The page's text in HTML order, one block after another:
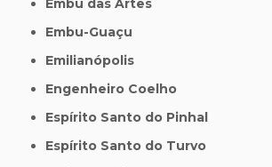
Embu das Artes
Embu-Guaçu
Emilianópolis
Engenheiro Coelho
Espírito Santo do Pinhal
Espírito Santo do Turvo